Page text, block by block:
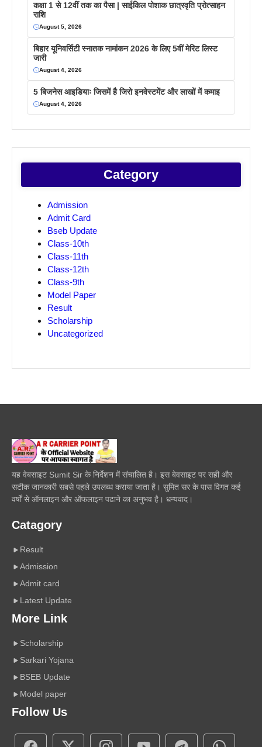
कक्षा 1 से 12वीं तक का पैसा | साईकिल पोशाक छात्रवृति प्रोत्साहन
राशि
August 5, 2026
बिहार यूनिवर्सिटी स्नातक नामांकन 2026 के लिए 5वीं मेरिट लिस्ट
जारी
August 4, 2026
5 बिजनेस आइडियाः जिसमें है जिरो इनवेस्टमेंट और लाखों में कमाइ
August 4, 2026
Category
Admission
Admit Card
Bseb Update
Class-10th
Class-11th
Class-12th
Class-9th
Model Paper
Result
Scholarship
Uncategorized
यह वेबसाइट Sumit Sir के निर्देशन में संचालित है। इस बेवसाइट पर सही और
सटीक जानकारी सबसे पहले उपलब्ध कराया जाता है। सुमित सर के पास विगत कई
वर्षों से ऑनलाइन और ऑफलाइन पढाने का अनुभव है। धन्यवाद।
Catagory
Result
Admission
Admit card
Latest Update
More Link
Scholarship
Sarkari Yojana
BSEB Update
Model paper
Follow Us